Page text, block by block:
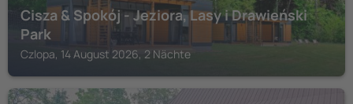
Cisza & Spokój - Jeziora, Lasy i Drawieński
Park
Czlopa, 14 August 2026, 2 Nächte